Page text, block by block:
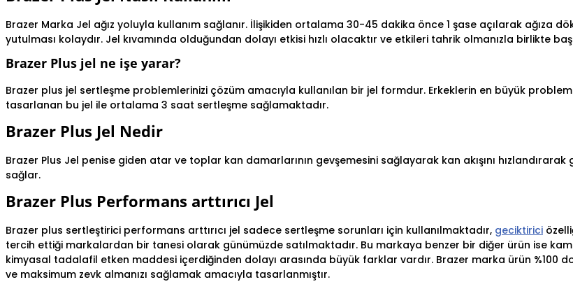
Brazer Marka Jel ağız yoluyla kullanım sağlanır. İlişikiden ortalama 30-45 dakika önce 1 şase açılarak ağıza
yutulması kolaydır. Jel kıvamında olduğundan dolayı etkisi hızlı olacaktır ve etkileri tahrik olmanızla birlikte
Brazer Plus jel ne işe yarar?
Brazer plus jel sertleşme problemlerinizi çözüm amacıyla kullanılan bir jel formdur. Erkeklerin en büyük
tasarlanan bu jel ile ortalama 3 saat sertleşme sağlamaktadır.
Brazer Plus Jel Nedir
Brazer Plus Jel penise giden atar ve toplar kan damarlarının gevşemesini sağlayarak kan akışını
sağlar.
Brazer Plus Performans arttırıcı Jel
Brazer plus sertleştirici performans arttırıcı jel sadece sertleşme sorunları için kullanılmaktadır, geciktirici
tercih ettiği markalardan bir tanesi olarak günümüzde satılmaktadır. Bu markaya benzer bir diğer ürün ise
kimyasal tadalafil etken maddesi içerdiğinden dolayı arasında büyük farklar vardır. Brazer marka ürün %100
ve maksimum zevk almanızı sağlamak amacıyla tasarlanmıştır.